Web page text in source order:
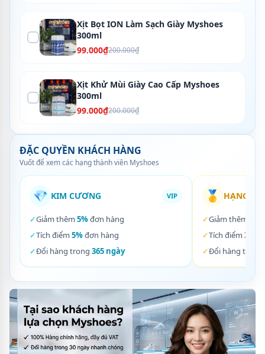
Xịt Bọt ION Làm Sạch Giày Myshoes
300ml
99.000₫200.000₫
Xịt Khử Mùi Giày Cao Cấp Myshoes
300ml
99.000₫200.000₫
ĐẶC QUYỀN KHÁCH HÀNG
Vuốt để xem các hạng thành viên Myshoes
💎 KIM CƯƠNG VIP
✓Giảm thêm 5%đơn hàng
✓Tích điểm 5%đơn hàng
✓Đổi hàng trong 365 ngày
🥇 HẠNG
✓Giảm thêm
✓Tích điểm 3%
✓Đổi hàng trong